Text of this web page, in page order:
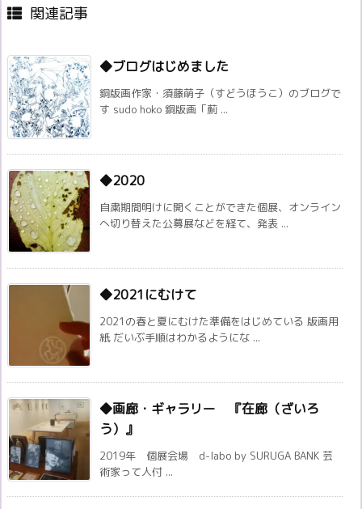
関連記事
◆ブログはじめました
銅版画作家・須藤萌子（すどうほうこ）のブログで
す sudo hoko 銅版画「薊 ...
◆2020
自粛期間明けに開くことができた個展、オンライン
へ切り替えた公募展などを経て、発表 ...
◆2021にむけて
2021の春と夏にむけた準備をはじめている 版画用
紙 だいぶ手順はわかるようにな ...
◆画廊・ギャラリー 『在廊（ざいろ
う）』
2019年 個展会場 d-labo by SURUGA BANK 芸
術家って人付 ...